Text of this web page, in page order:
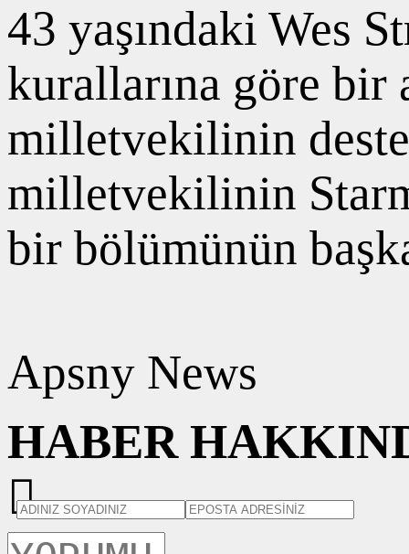
43 yaşındaki Wes
kurallarına göre bir
milletvekilinin
milletvekilinin
bir bölümünün
Apsny News
HABER